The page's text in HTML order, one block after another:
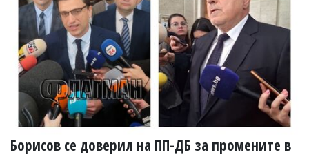
Борисов се доверил на ПП-ДБ за промените в